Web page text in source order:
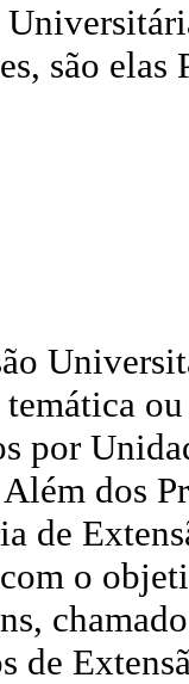
são elas
por
dos
de
o
de